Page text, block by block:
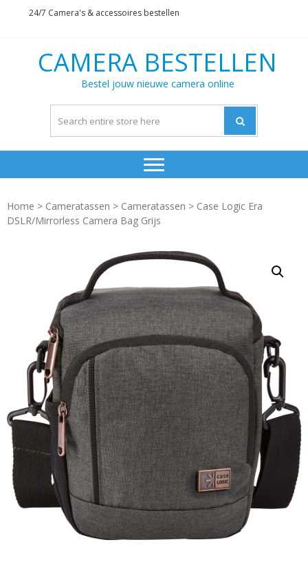
24/7 Camera's & accessoires bestellen
CAMERA BESTELLEN
Bestel jouw nieuwe camera online
Home > Cameratassen > Cameratassen > Case Logic Era
DSLR/Mirrorless Camera Bag Grijs